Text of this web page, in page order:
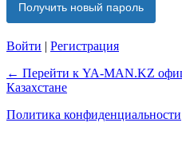
Войти | Регистрация
← Перейти к YA-MAN.KZ
Казахстане
Политика конфиденциальности